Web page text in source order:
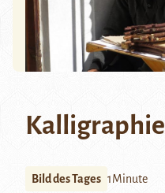
Kalligraphie
Bild des Tages 1Minute